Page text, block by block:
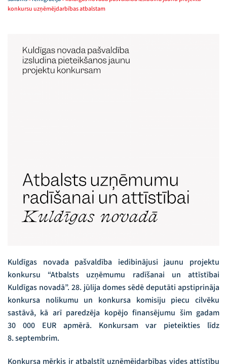
konkursu uzņēmējdarbības atbalstam
Kuldīgas novada pašvaldība iedibinājusi jaunu projektu
konkursu “Atbalsts uzņēmumu radīšanai un attīstībai
Kuldīgas novadā”. 28. jūlija domes sēdē deputāti apstiprināja
konkursa nolikumu un konkursa komisiju piecu cilvēku
sastāvā, kā arī paredzēja kopējo finansējumu šim gadam
30 000 EUR apmērā. Konkursam var pieteikties līdz
8. septembrim.
Konkursa mērķis ir atbalstīt uzņēmējdarbības vides attīstību